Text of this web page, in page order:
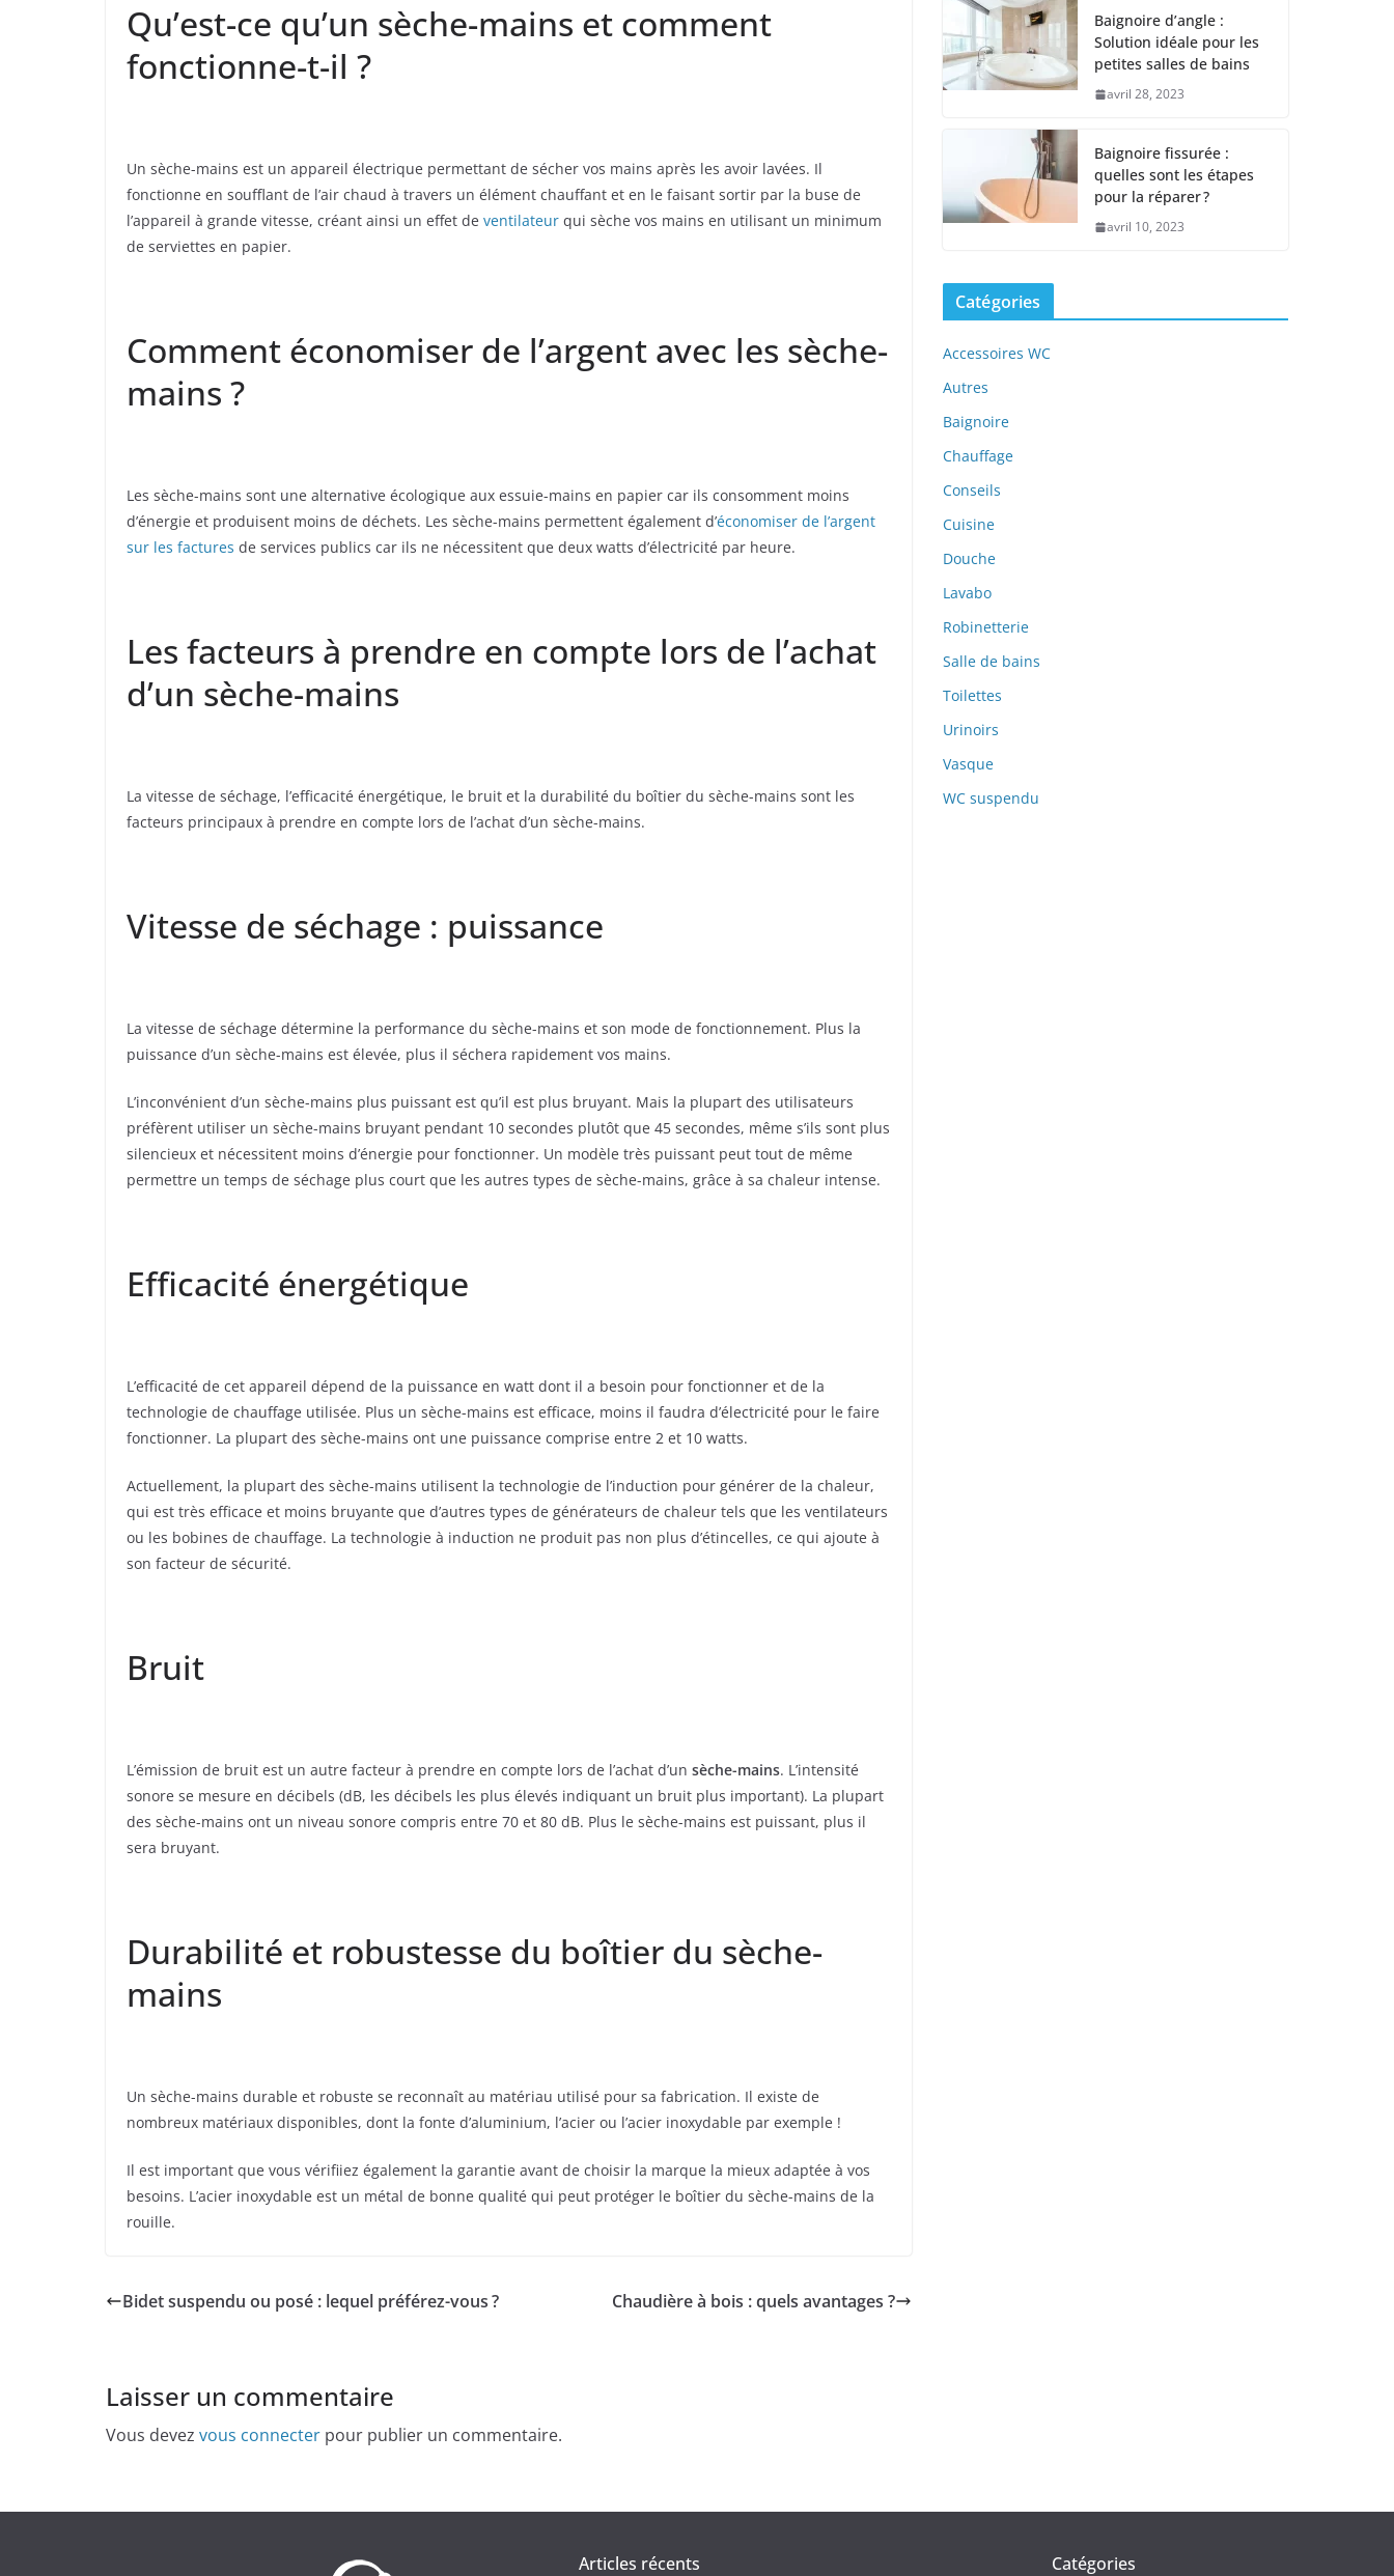
Qu’est-ce qu’un sèche-mains et comment
fonctionne-t-il ?
Un sèche-mains est un appareil électrique permettant de sécher vos mains après les avoir lavées. Il
fonctionne en soufflant de l’air chaud à travers un élément chauffant et en le faisant sortir par la buse de
l’appareil à grande vitesse, créant ainsi un effet de ventilateur qui sèche vos mains en utilisant un minimum
de serviettes en papier.
Comment économiser de l’argent avec les sèche-
mains ?
Les sèche-mains sont une alternative écologique aux essuie-mains en papier car ils consomment moins
d’énergie et produisent moins de déchets. Les sèche-mains permettent également d’économiser de l’argent
sur les factures de services publics car ils ne nécessitent que deux watts d’électricité par heure.
Les facteurs à prendre en compte lors de l’achat
d’un sèche-mains
La vitesse de séchage, l’efficacité énergétique, le bruit et la durabilité du boîtier du sèche-mains sont les
facteurs principaux à prendre en compte lors de l’achat d’un sèche-mains.
Vitesse de séchage : puissance
La vitesse de séchage détermine la performance du sèche-mains et son mode de fonctionnement. Plus la
puissance d’un sèche-mains est élevée, plus il séchera rapidement vos mains.
L’inconvénient d’un sèche-mains plus puissant est qu’il est plus bruyant. Mais la plupart des utilisateurs
préfèrent utiliser un sèche-mains bruyant pendant 10 secondes plutôt que 45 secondes, même s’ils sont plus
silencieux et nécessitent moins d’énergie pour fonctionner. Un modèle très puissant peut tout de même
permettre un temps de séchage plus court que les autres types de sèche-mains, grâce à sa chaleur intense.
Efficacité énergétique
L’efficacité de cet appareil dépend de la puissance en watt dont il a besoin pour fonctionner et de la
technologie de chauffage utilisée. Plus un sèche-mains est efficace, moins il faudra d’électricité pour le faire
fonctionner. La plupart des sèche-mains ont une puissance comprise entre 2 et 10 watts.
Actuellement, la plupart des sèche-mains utilisent la technologie de l’induction pour générer de la chaleur,
qui est très efficace et moins bruyante que d’autres types de générateurs de chaleur tels que les ventilateurs
ou les bobines de chauffage. La technologie à induction ne produit pas non plus d’étincelles, ce qui ajoute à
son facteur de sécurité.
Bruit
L’émission de bruit est un autre facteur à prendre en compte lors de l’achat d’un sèche-mains. L’intensité
sonore se mesure en décibels (dB, les décibels les plus élevés indiquant un bruit plus important). La plupart
des sèche-mains ont un niveau sonore compris entre 70 et 80 dB. Plus le sèche-mains est puissant, plus il
sera bruyant.
Durabilité et robustesse du boîtier du sèche-
mains
Un sèche-mains durable et robuste se reconnaît au matériau utilisé pour sa fabrication. Il existe de
nombreux matériaux disponibles, dont la fonte d’aluminium, l’acier ou l’acier inoxydable par exemple !
Il est important que vous vérifiiez également la garantie avant de choisir la marque la mieux adaptée à vos
besoins. L’acier inoxydable est un métal de bonne qualité qui peut protéger le boîtier du sèche-mains de la
rouille.
Bidet suspendu ou posé : lequel préférez-vous ? Chaudière à bois : quels avantages ?
Laisser un commentaire
Vous devez vous connecter pour publier un commentaire.
Baignoire d’angle :
Solution idéale pour les
petites salles de bains
avril 28, 2023
Baignoire fissurée :
quelles sont les étapes
pour la réparer ?
avril 10, 2023
Catégories
Accessoires WC
Autres
Baignoire
Chauffage
Conseils
Cuisine
Douche
Lavabo
Robinetterie
Salle de bains
Toilettes
Urinoirs
Vasque
WC suspendu
Articles récents Catégories